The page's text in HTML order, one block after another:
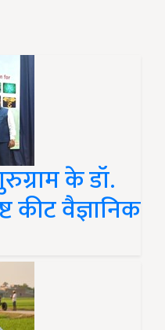
के डॉ.
कीट वैज्ञानिक